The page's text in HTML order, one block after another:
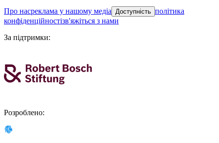
про насреклама у нашому медіа Доступність політика
конфіденційностізв'яжіться з нами
За підтримки:
Розроблено: